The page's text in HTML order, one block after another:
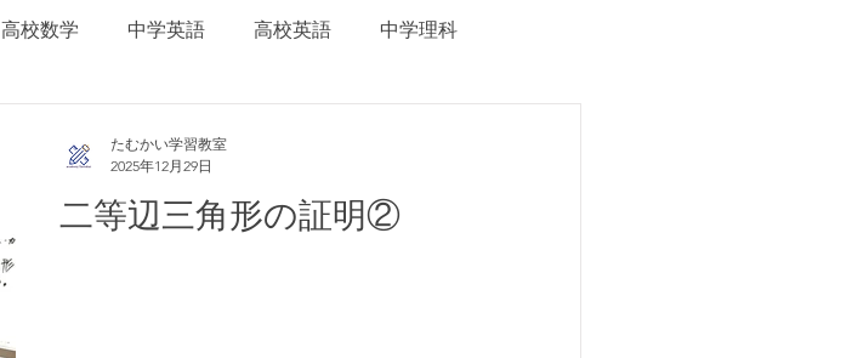
高校数学 中学英語 高校英語 中学理科
二等辺三角形の証明②
たむかい学習教室
2025年12月29日